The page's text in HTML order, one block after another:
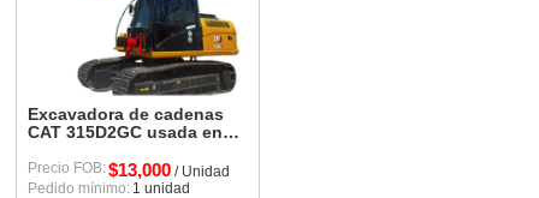
Excavadora de cadenas
CAT 315D2GC usada en
Precio FOB:$13,000/ Unidad
Pedido mínimo: 1 unidad